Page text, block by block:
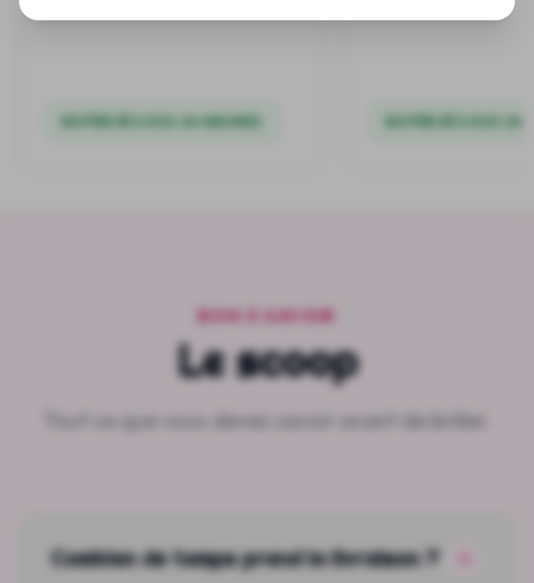
EXPÉDIÉ SOUS 24 HEURES EXPÉDIÉ SOUS 24
BON À SAVOIR
Le scoop
Tout ce que vous devez savoir avant de briller.
Combien de temps prend la livraison ?